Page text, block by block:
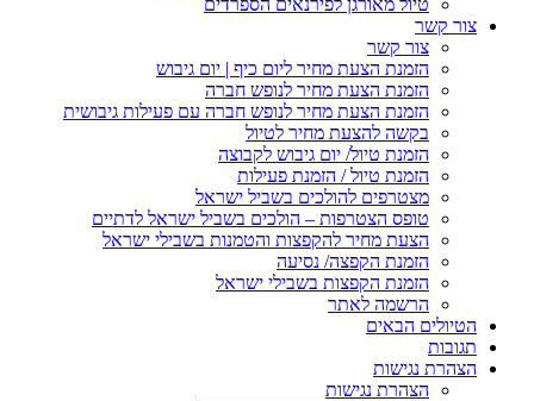
טיול מאורגן לפירנאים הספרדים
צור קשר
צור קשר
הזמנת הצעת מחיר ליום כיף | יום גיבוש
הזמנת הצעת מחיר לנופש חברה
הזמנת הצעת מחיר לנופש חברה עם פעילות גיבושית
בקשה להצעת מחיר לטיול
הזמנת טיול/ יום גיבוש לקבוצה
הזמנת טיול / הזמנת פעילות
מצטרפים להולכים בשביל ישראל
טופס הצטרפות – הולכים בשביל ישראל לדתיים
הצעת מחיר להקפצות והטמנות בשבילי ישראל
הזמנת הקפצה/ נסיעה
הזמנת הקפצות בשבילי ישראל
הרשמה לאתר
הטיולים הבאים
תגובות
הצהרת נגישות
הצהרת נגישות